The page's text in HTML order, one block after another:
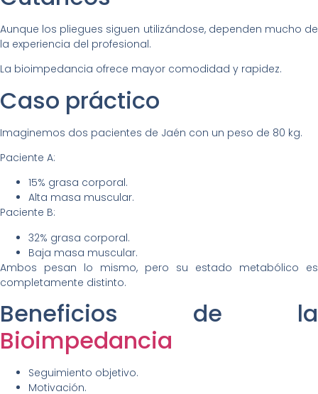
Aunque los pliegues siguen utilizándose, dependen mucho de
la experiencia del profesional.
La bioimpedancia ofrece mayor comodidad y rapidez.
Caso práctico
Imaginemos dos pacientes de Jaén con un peso de 80 kg.
Paciente A:
15% grasa corporal.
Alta masa muscular.
Paciente B:
32% grasa corporal.
Baja masa muscular.
Ambos pesan lo mismo, pero su estado metabólico es
completamente distinto.
Beneficios de la
Bioimpedancia
Seguimiento objetivo.
Motivación.